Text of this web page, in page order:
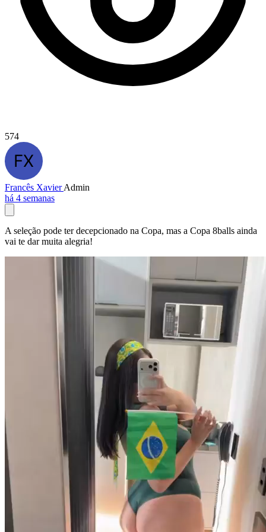
574
Francês XavierAdmin
há 4 semanas
A seleção pode ter decepcionado na Copa, mas a Copa 8balls ainda
vai te dar muita alegria!